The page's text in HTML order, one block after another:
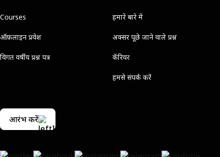
Courses
ऑफ़लाइन प्रवेश
विगत वर्षीय प्रश्न पत्र
हमारे बारे में
अक्सर पूछे जाने वाले प्रश्न
कॅरियर
हमसे संपर्क करें
आरंभ करें